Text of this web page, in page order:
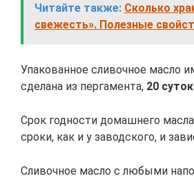
Читайте также: Сколько
свежесть». Полезные
Упакованное сливочное масло
сделана из пергамента, 20 суток
Срок годности домашнего
сроки, как и у заводского, и
Сливочное масло с любыми